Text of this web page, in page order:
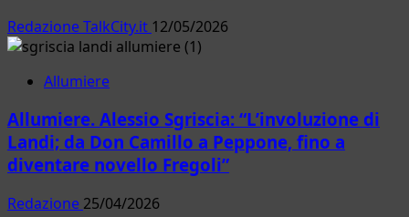
Redazione TalkCity.it 12/05/2026
Allumiere
Allumiere. Alessio Sgriscia: “L’involuzione di
Landi; da Don Camillo a Peppone, fino a
diventare novello Fregoli”
Redazione 25/04/2026